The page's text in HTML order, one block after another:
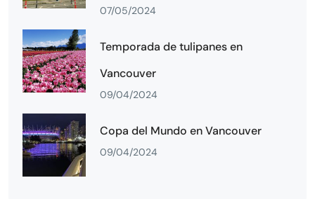
07/05/2024
Temporada de tulipanes en
Vancouver
09/04/2024
Copa del Mundo en Vancouver
09/04/2024